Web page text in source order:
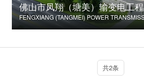
佛山市凤翔（塘美）输变电工程
共2条